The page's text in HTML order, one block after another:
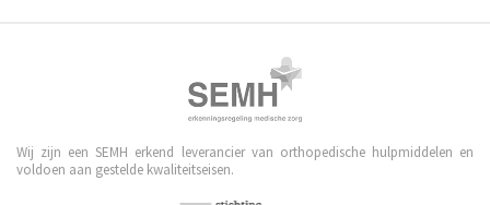
Wij zijn een SEMH erkend leverancier van orthopedische hulpmiddelen en
voldoen aan gestelde kwaliteitseisen.